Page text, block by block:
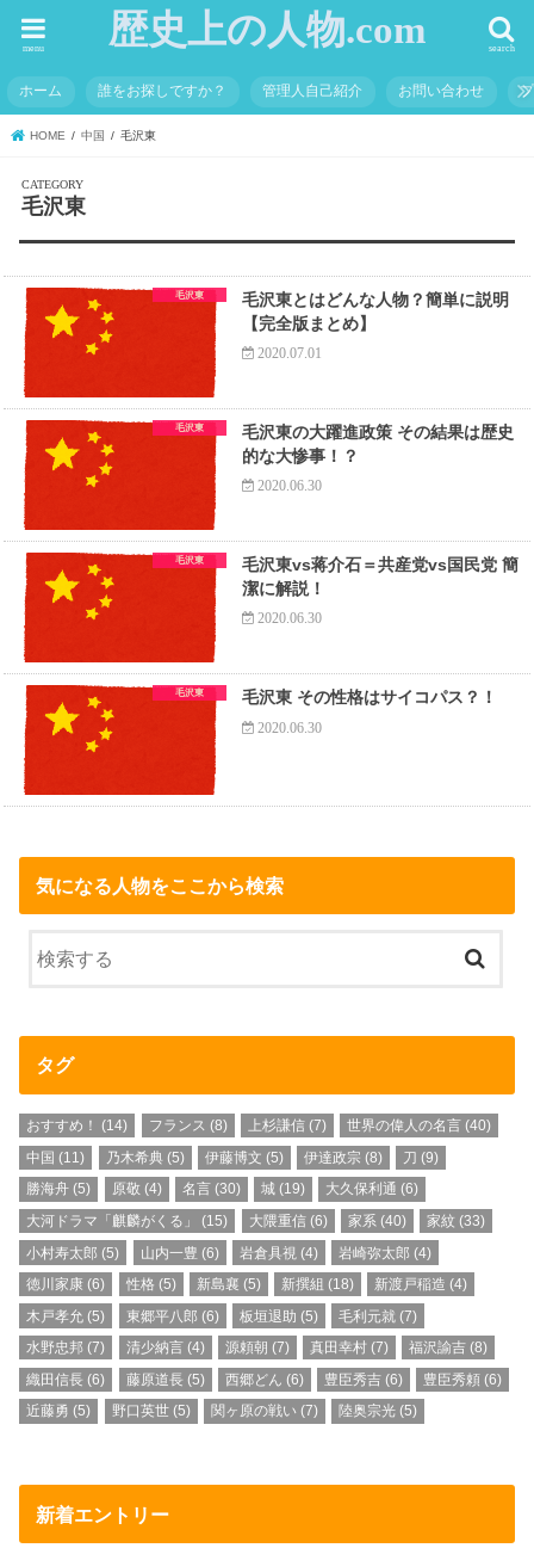
歴史上の人物.com search
menu
ホーム 誰をお探しですか？ 管理人自己紹介 お問い合わせ
HOME 中国 毛沢東
毛沢東
毛沢東
毛沢東とはどんな人物？簡単に説明
【完全版まとめ】
2020.07.01
毛沢東
毛沢東の大躍進政策 その結果は歴史
的な大惨事！？
2020.06.30
毛沢東
毛沢東vs蒋介石＝共産党vs国民党 簡
潔に解説！
2020.06.30
毛沢東 毛沢東 その性格はサイコパス？！
2020.06.30
気になる人物をここから検索
タグ
おすすめ！ (14) フランス (8) 上杉謙信(7) 世界の偉人の名言 (40)
中国 (11) 乃木希典(5) 伊藤博文 (5) 伊達政宗 (8) 刀 (9)
勝海舟 (5) 原敬 (4) 名言(30) 城 (19) 大久保利通 (6)
大河ドラマ「麒麟がくる」
(15) 大隈重信(6) 家系(40) 家紋 (33)
小村寿太郎 (5) 山内一豊 (6) 岩倉具視 (4) 岩崎弥太郎 (4)
徳川家康 (6) 性格 (5) 新島襄 (5) 新撰組 (18) 新渡戸稲造 (4)
木戸孝允 (5) 東郷平八郎 (6) 板垣退助 (5) 毛利元就 (7)
水野忠邦 (7) 清少納言(4) 源頼朝 (7) 真田幸村 (7) 福沢諭吉 (8)
織田信長 (6) 藤原道長(5) 西郷どん (6) 豊臣秀吉 (6) 豊臣秀頼 (6)
近藤勇 (5) 野口英世(5) 関ヶ原の戦い(7) 陸奥宗光 (5)
新着エントリー